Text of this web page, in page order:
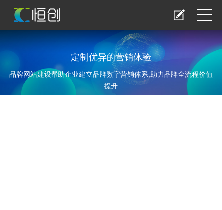
定制优异的营销体验
品牌网站建设帮助企业建立品牌数字营销体系,助力品牌全流程价值
提升